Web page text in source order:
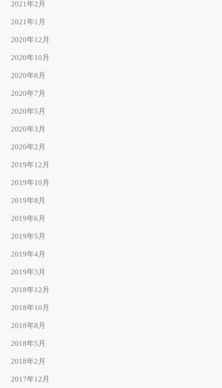
2021年2月
2021年1月
2020年12月
2020年10月
2020年8月
2020年7月
2020年5月
2020年3月
2020年2月
2019年12月
2019年10月
2019年8月
2019年6月
2019年5月
2019年4月
2019年3月
2018年12月
2018年10月
2018年8月
2018年5月
2018年2月
2017年12月